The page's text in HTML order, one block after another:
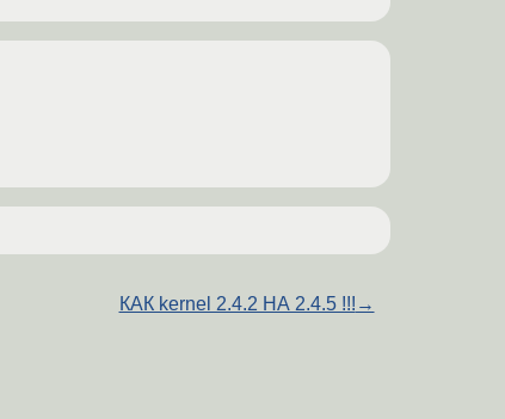
КАК kernel 2.4.2 НА 2.4.5 !!! →